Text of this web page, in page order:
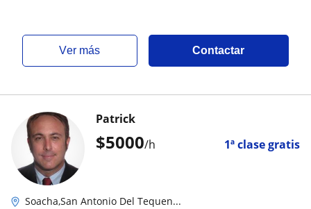
ver más Contactar
$5000/h 1ª clase gratis
Patrick
Soacha,San Antonio Del Tequen...